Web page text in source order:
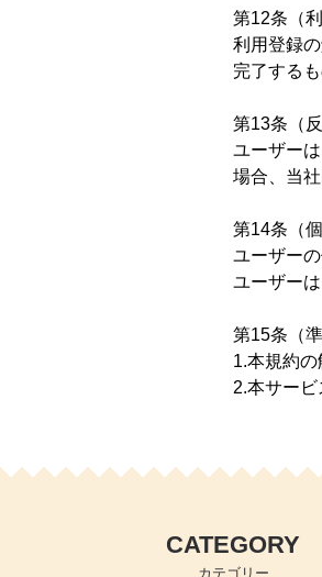
第12条（
利用登録
完了するも
第13条（
ユーザー
場合、当
第14条（
ユーザー
ユーザー
第15条（
1.本規約の
2.本サー
CATEGORY
カテゴリー